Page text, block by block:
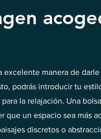
excelente manera de
podrás introducir tu
la relajación. Una
que un espacio sea más
discretos o